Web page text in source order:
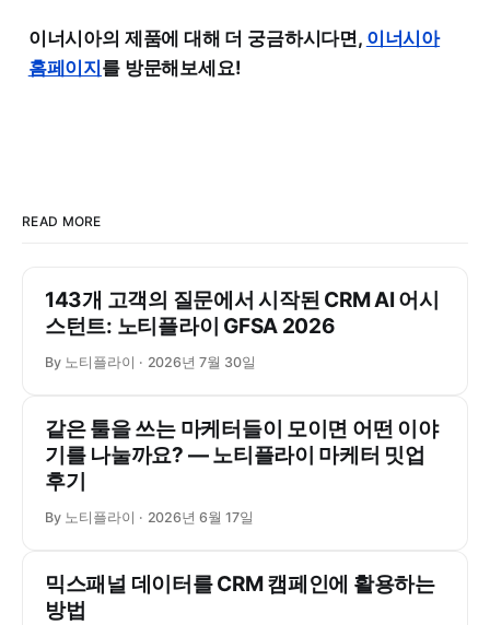
이너시아의 제품에 대해 더 궁금하시다면, 이너시아
홈페이지 를 방문해보세요!
READ MORE
143개 고객의 질문에서 시작된 CRM AI 어시
스턴트: 노티플라이 GFSA 2026
By 노티플라이 2026년 7월 30일
같은 툴을 쓰는 마케터들이 모이면 어떤 이야
기를 나눌까요? ― 노티플라이 마케터 밋업
후기
By 노티플라이 2026년 6월 17일
믹스패널 데이터를 CRM 캠페인에 활용하는
방법